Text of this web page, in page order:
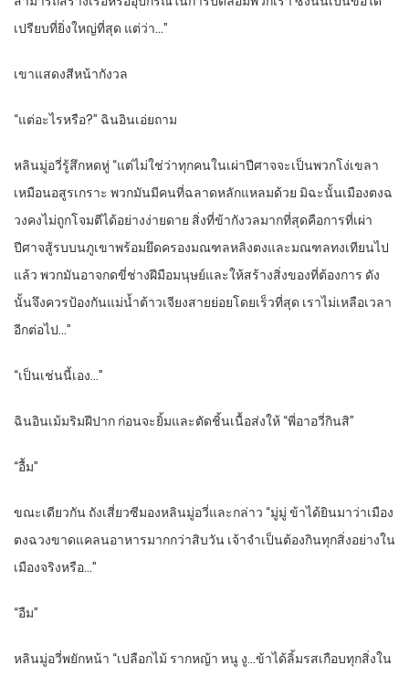
เปรียบที่ยิ่งใหญ่ที่สุด แต่ว่า…”
เขาแสดงสีหน้ากังวล
“แต่อะไรหรือ?” ฉินอินเอ่ยถาม
หลินมู่อวี่รู้สึกหดหู่ “แต่ไม่ใช่ว่าทุกคนในเผ่าปีศาจจะเป็นพวกโง่เขลา
เหมือนอสูรเกราะ พวกมันมีคนที่ฉลาดหลักแหลมด้วย มิฉะนั้นเมืองตงฉ
วงคงไม่ถูกโจมตีได้อย่างง่ายดาย สิ่งที่ข้ากังวลมากที่สุดคือการที่เผ่า
ปีศาจสู้รบบนภูเขาพร้อมยึดครองมณฑลหลิงตงและมณฑลทงเทียนไป
แล้ว พวกมันอาจกดขี่ช่างฝีมือมนุษย์และให้สร้างสิ่งของที่ต้องการ ดัง
นั้นจึงควรป้องกันแม่น้ำต้าวเจียงสายย่อยโดยเร็วที่สุด เราไม่เหลือเวลา
อีกต่อไป…”
“เป็นเช่นนี้เอง…”
ฉินอินเม้มริมฝีปาก ก่อนจะยิ้มและตัดชิ้นเนื้อส่งให้ “พี่อาอวี่กินสิ”
“อื้ม”
ขณะเดียวกัน ถังเสี่ยวซีมองหลินมู่อวี่และกล่าว “มู่มู่ ข้าได้ยินมาว่าเมือง
ตงฉวงขาดแคลนอาหารมากกว่าสิบวัน เจ้าจำเป็นต้องกินทุกสิ่งอย่างใน
เมืองจริงหรือ…”
“อืม”
หลินมู่อวี่พยักหน้า “เปลือกไม้ รากหญ้า หนู งู…ข้าได้ลิ้มรสเกือบทุกสิ่งใน